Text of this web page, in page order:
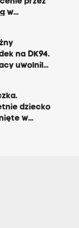
w
Krakowa
na DK94.
uwolnili
dziecko
w